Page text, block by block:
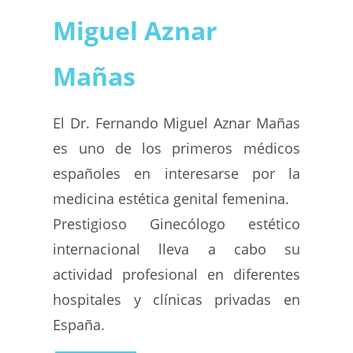
Miguel Aznar
Mañas
El Dr. Fernando Miguel Aznar Mañas
es uno de los primeros médicos
españoles en interesarse por la
medicina estética genital femenina.
Prestigioso Ginecólogo estético
internacional lleva a cabo su
actividad profesional en diferentes
hospitales y clínicas privadas en
España.